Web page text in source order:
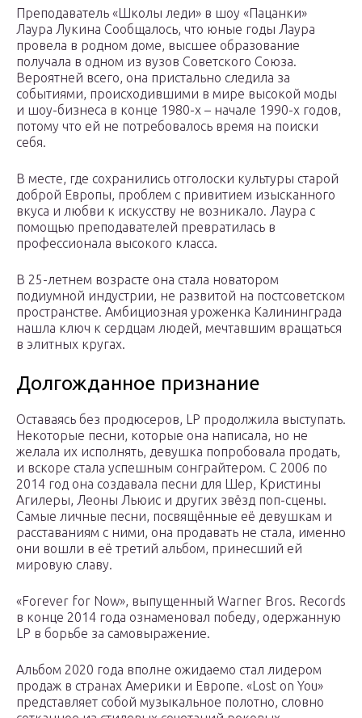
Преподаватель «Школы леди» в шоу «Пацанки»
Лаура Лукина Сообщалось, что юные годы Лаура
провела в родном доме, высшее образование
получала в одном из вузов Советского Союза.
Вероятней всего, она пристально следила за
событиями, происходившими в мире высокой моды
и шоу-бизнеса в конце 1980-х – начале 1990-х годов,
потому что ей не потребовалось время на поиски
себя.
В месте, где сохранились отголоски культуры старой
доброй Европы, проблем с привитием изысканного
вкуса и любви к искусству не возникало. Лаура с
помощью преподавателей превратилась в
профессионала высокого класса.
В 25-летнем возрасте она стала новатором
подиумной индустрии, не развитой на постсоветском
пространстве. Амбициозная уроженка Калининграда
нашла ключ к сердцам людей, мечтавшим вращаться
в элитных кругах.
Долгожданное признание
Оставаясь без продюсеров, LP продолжила выступать.
Некоторые песни, которые она написала, но не
желала их исполнять, девушка попробовала продать,
и вскоре стала успешным сонграйтером. С 2006 по
2014 год она создавала песни для Шер, Кристины
Агилеры, Леоны Льюис и других звёзд поп-сцены.
Самые личные песни, посвящённые её девушкам и
расставаниям с ними, она продавать не стала, именно
они вошли в её третий альбом, принесший ей
мировую славу.
«Forever for Now», выпущенный Warner Bros. Records
в конце 2014 года ознаменовал победу, одержанную
LP в борьбе за самовыражение.
Альбом 2020 года вполне ожидаемо стал лидером
продаж в странах Америки и Европе. «Lost on You»
представляет собой музыкальное полотно, словно